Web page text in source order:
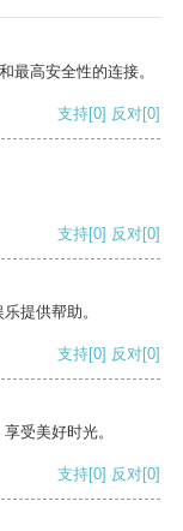
最高安全性的连接。
支持[0] 反对[0]
支持[0] 反对[0]
提供帮助。
支持[0] 反对[0]
受美好时光。
支持[0] 反对[0]